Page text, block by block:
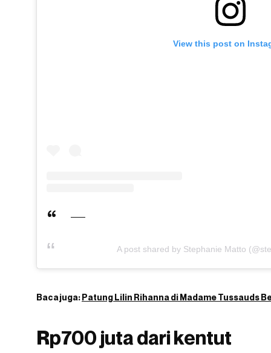
View this post on
A post shared by Stephanie Matto
Baca juga:Patung Lilin Rihanna di Madame Tussauds
Rp700 juta dari kentut